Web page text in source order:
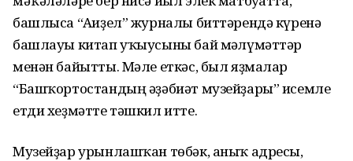
башлыса “Ағиҙел” журналы биттә­рендә күренә
башлауы китап уҡыусыны бай мәғлүмәттәр
менән байытты. Мәле еткәс, был яҙмалар
“Башҡортостандың әҙәбиәт музей­ҙа­ры” исемле
етди хеҙмәтте тәшкил итте.
Музейҙар урынлашҡан төбәк, аныҡ адресы,